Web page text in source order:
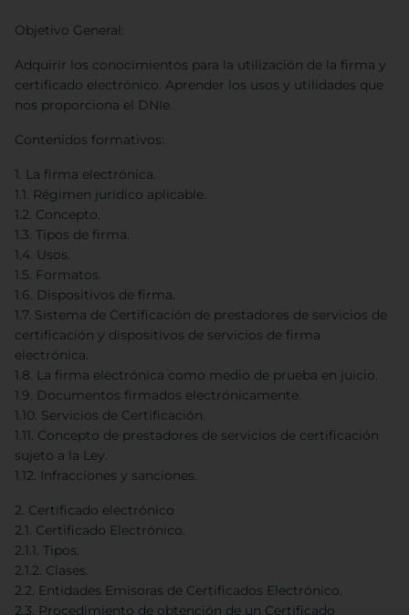
Objetivo General:
Adquirir los conocimientos para la utilización de la firma y
certificado electrónico. Aprender los usos y utilidades que
nos proporciona el DNIe.
Contenidos formativos:
1. La firma electrónica.
1.1. Régimen jurídico aplicable.
1.2. Concepto.
1.3. Tipos de firma.
1.4. Usos.
1.5. Formatos.
1.6. Dispositivos de firma.
1.7. Sistema de Certificación de prestadores de servicios de
certificación y dispositivos de servicios de firma
electrónica.
1.8. La firma electrónica como medio de prueba en juicio.
1.9. Documentos firmados electrónicamente.
1.10. Servicios de Certificación.
1.11. Concepto de prestadores de servicios de certificación
sujeto a la Ley.
1.12. Infracciones y sanciones.
2. Certificado electrónico
2.1. Certificado Electrónico.
2.1.1. Tipos.
2.1.2. Clases.
2.2. Entidades Emisoras de Certificados Electrónico.
2.3. Procedimiento de obtención de un Certificado